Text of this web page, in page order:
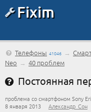
Fixim
Телефоны 41046 →
Neo → 40 проблем
Постоянная
проблема со смартфоном Sony
8 января 2013 Александр_Сон